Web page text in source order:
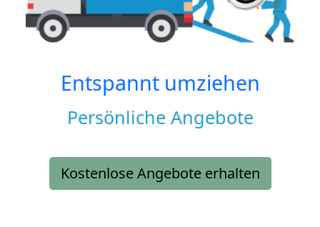
Entspannt umziehen
Persönliche Angebote
Kostenlose Angebote erhalten